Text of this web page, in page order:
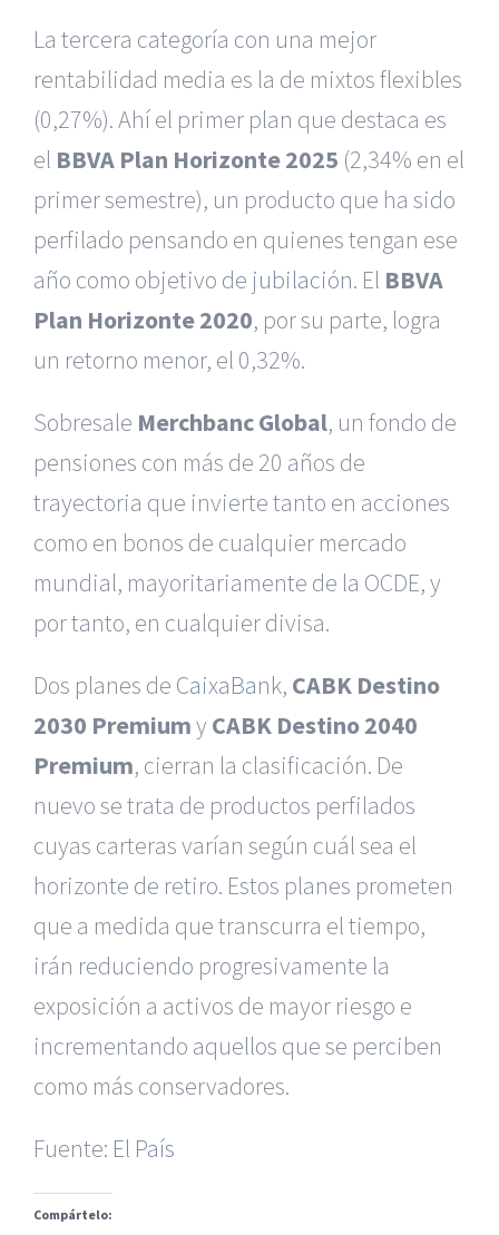
La tercera categoría con una mejor
rentabilidad media es la de mixtos flexibles
(0,27%). Ahí el primer plan que destaca es
el BBVA Plan Horizonte 2025 (2,34% en el
primer semestre), un producto que ha sido
perfilado pensando en quienes tengan ese
año como objetivo de jubilación. El BBVA
Plan Horizonte 2020, por su parte, logra
un retorno menor, el 0,32%.
Sobresale Merchbanc Global, un fondo de
pensiones con más de 20 años de
trayectoria que invierte tanto en acciones
como en bonos de cualquier mercado
mundial, mayoritariamente de la OCDE, y
por tanto, en cualquier divisa.
Dos planes de CaixaBank, CABK Destino
2030 Premiumy CABK Destino 2040
Premium, cierran la clasificación. De
nuevo se trata de productos perfilados
cuyas carteras varían según cuál sea el
horizonte de retiro. Estos planes prometen
que a medida que transcurra el tiempo,
irán reduciendo progresivamente la
exposición a activos de mayor riesgo e
incrementando aquellos que se perciben
como más conservadores.
Fuente: El País
Compártelo:
|Reclamación de Accidentes en Alicante|Reclamación
de Accidentes en Madrid | BGD Abogados Madrid|GM
|Formación para Abogados
|Hacer Contrato De